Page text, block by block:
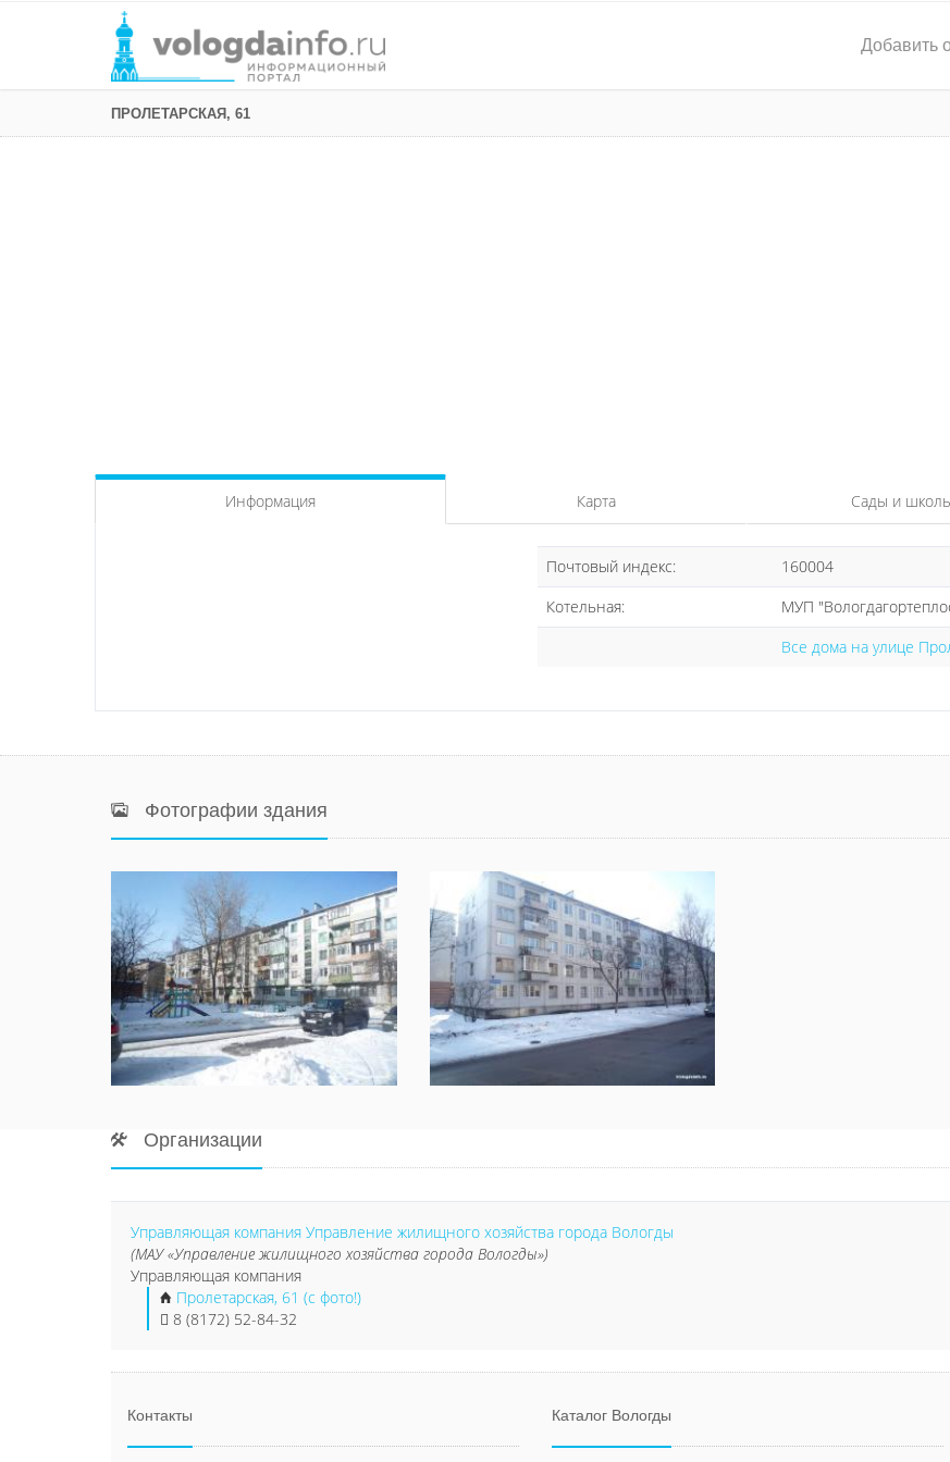
Добавить
ПРОЛЕТАРСКАЯ, 61
Информация Карта Сады и
Почтовый индекс:
160004
Котельная:
МУП
Все дома на улице
Фотографии здания
Организации
Управляющая компания Управление жилищного хозяйства города Вологды
(МАУ «Управление жилищного хозяйства города Вологды»)
Управляющая компания
Пролетарская, 61 (с фото!)
8 (8172) 52-84-32
Контакты Каталог Вологды